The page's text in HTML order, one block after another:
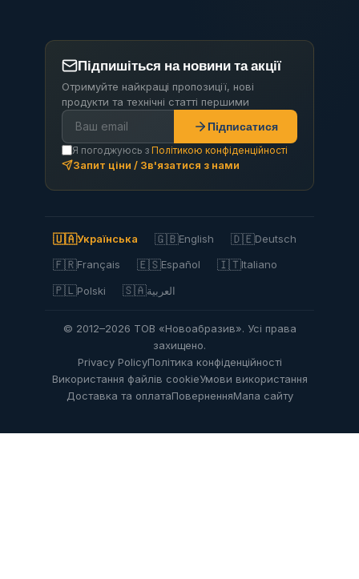
Підпишіться на новини та акції
Отримуйте найкращі пропозиції, нові
продукти та технічні статті першими
Підписатися
Я погоджуюсь з Політикою конфіденційності
Запит ціни / Зв'язатися з нами
🇺🇦Українська 🇬🇧English 🇩🇪Deutsch
🇫🇷Français 🇪🇸Español 🇮🇹Italiano
🇵🇱Polski 🇸🇦العربية
© 2012–2026 ТОВ «Новоабразив». Усі права
захищено.
Privacy PolicyПолітика конфіденційності
Використання файлів cookieУмови використання
Доставка та оплатаПоверненняМапа сайту